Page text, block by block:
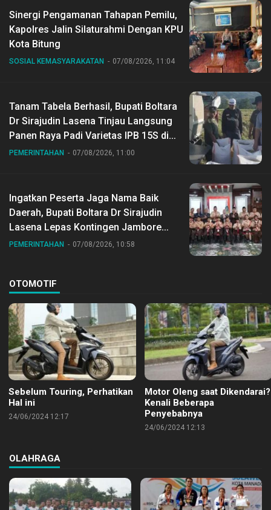
Sinergi Pengamanan Tahapan Pemilu,
Kapolres Jalin Silaturahmi Dengan KPU
Kota Bitung
SOSIAL KEMASYARAKATAN 07/08/2026, 11:04
Tanam Tabela Berhasil, Bupati Boltara
Dr Sirajudin Lasena Tinjau Langsung
Panen Raya Padi Varietas IPB 15S di
Desa Gihang
PEMERINTAHAN 07/08/2026, 11:00
Ingatkan Peserta Jaga Nama Baik
Daerah, Bupati Boltara Dr Sirajudin
Lasena Lepas Kontingen Jambore
Nasional ke XII di Buperta Cibubur
PEMERINTAHAN 07/08/2026, 10:58
OTOMOTIF
Sebelum Touring, Perhatikan
Hal ini
24/06/2024 12:17
Motor Oleng saat Dikendarai?
Kenali Beberapa
Penyebabnya
24/06/2024 12:13
OLAHRAGA